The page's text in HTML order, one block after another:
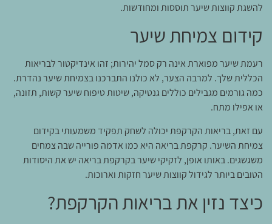
להשגת קווצות שיער תוססות ומחודשות.
קידום צמיחת שיער
רעמת שיער מפוארת אינה רק סמל יהירות; זהו אינדיקטור לבריאות
הכללית שלך. למרבה הצער, לא כולנו התברכנו בצמיחת שיער נהדרת.
כמה גורמים מגבילים כוללים גנטיקה, שיטות טיפוח שיער קשות, תזונה,
או אפילו מתח.
עם זאת, בריאות הקרקפת יכולה לשחק תפקיד משמעותי בקידום
צמיחת השיער. קרקפת בריאה היא כמו אדמה פורייה שבה צמחים
משגשגים. באותו אופן, לזקיקי שיער בקרקפת בריאה יש את היסודות
הטובים ביותר לגידול קווצות שיער חזקות וארוכות.
כיצד נזין את בריאות הקרקפת?